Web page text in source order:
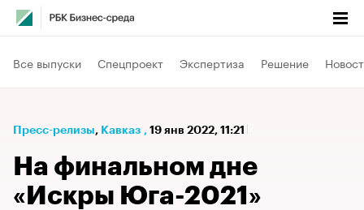
Все выпуски Спецпроект Экспертиза Решение
Пресс-релизы⁠, Кавказ , 19 янв 2022, 11:21
На финальном дне
«Искры Юга-2021»